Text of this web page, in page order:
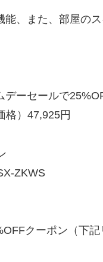
能、また、部屋の
ーセールで
格）47,925円
ZKWS
クーポン（下